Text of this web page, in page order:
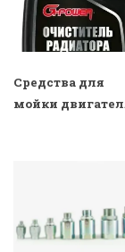
Средства для
мойки